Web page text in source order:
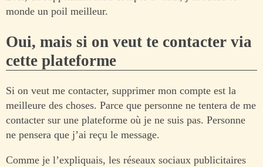
monde un poil meilleur.
Oui, mais si on veut te contacter via
cette plateforme
Si on veut me contacter, supprimer mon compte est la
meilleure des choses. Parce que personne ne tentera de me
contacter sur une plateforme où je ne suis pas. Personne
ne pensera que j’ai reçu le message.
Comme je l’expliquais, les réseaux sociaux publicitaires